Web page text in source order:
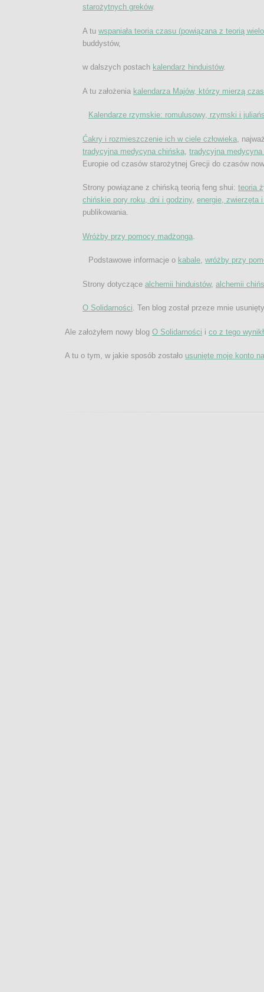
starożytnych greków.
A tu wspaniała teoria czasu (powiązana z teorią
buddystów,
w dalszych postach kalendarz hinduistów.
A tu założenia kalendarza Majów, którzy mierzą
Kalendarze rzymskie: romulusowy, rzymski i
Ćakry i rozmieszczenie ich w ciele człowieka ,
tradycyjna medycyna chińska tradycyjna
Europie od czasów starożytnej Grecji do czasów
Strony powiązane z chińską teorią feng shui: teoria
chińskie pory roku, dni i godziny, energie, zwierzęta
publikowania.
Wróżby przy pomocy madżonga
Podstawowe informacje o kabale, wróżby przy
Strony dotyczące alchemii hinduistów, alchemii
O Solidarności. Ten blog został przeze mnie
Ale założyłem nowy blog O Solidarności i co z tego
A tu o tym, w jakie sposób zostało usunięte moje konto